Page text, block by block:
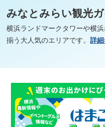
みなとみらい観光
横浜ランドマークタワーや横
揃う大人気のエリアです。詳